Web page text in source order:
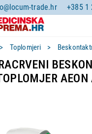
trade.hr +385 1
Toplomjeri